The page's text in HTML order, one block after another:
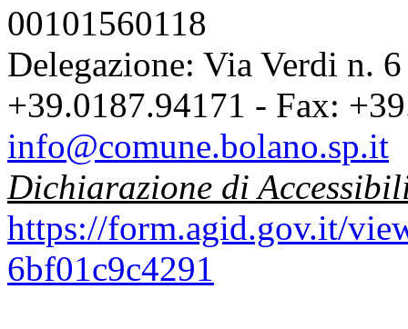
00101560118
Delegazione: Via Verdi n.
+39.0187.94171 - Fax:
info@comune.bolano.sp.it
Dichiarazione di
https://form.agid.gov.it/
6bf01c9c4291